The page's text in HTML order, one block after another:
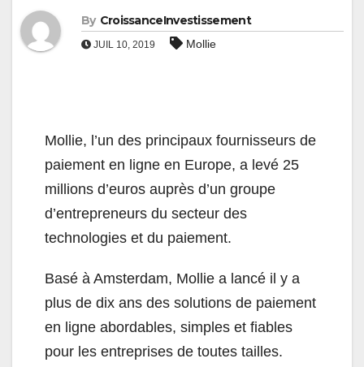
By CroissanceInvestissement
JUIL 10, 2019 Mollie
Mollie, l’un des principaux fournisseurs de
paiement en ligne en Europe, a levé 25
millions d’euros auprès d’un groupe
d’entrepreneurs du secteur des
technologies et du paiement.
Basé à Amsterdam, Mollie a lancé il y a
plus de dix ans des solutions de paiement
en ligne abordables, simples et fiables
pour les entreprises de toutes tailles.